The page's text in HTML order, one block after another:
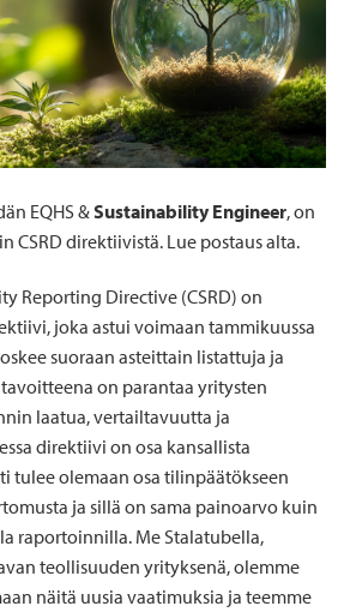
EQHS &Sustainability Engineer, on
direktiivistä. Lue postaus alta.
Reporting Directive (CSRD) on
joka astui voimaan tammikuussa
suoraan asteittain listattuja ja
on parantaa yritysten
laatua, vertailtavuutta ja
direktiivi on osa kansallista
tulee olemaan osa tilinpäätökseen
ja sillä on sama painoarvo kuin
raportoinnilla. Me Stalatubella,
teollisuuden yrityksenä, olemme
näitä uusia vaatimuksia ja teemme